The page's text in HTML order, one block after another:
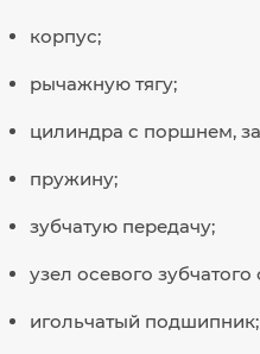
корпус;
рычажную тягу;
цилиндра с поршнем,
пружину;
зубчатую передачу;
узел осевого
игольчатый подшипник;